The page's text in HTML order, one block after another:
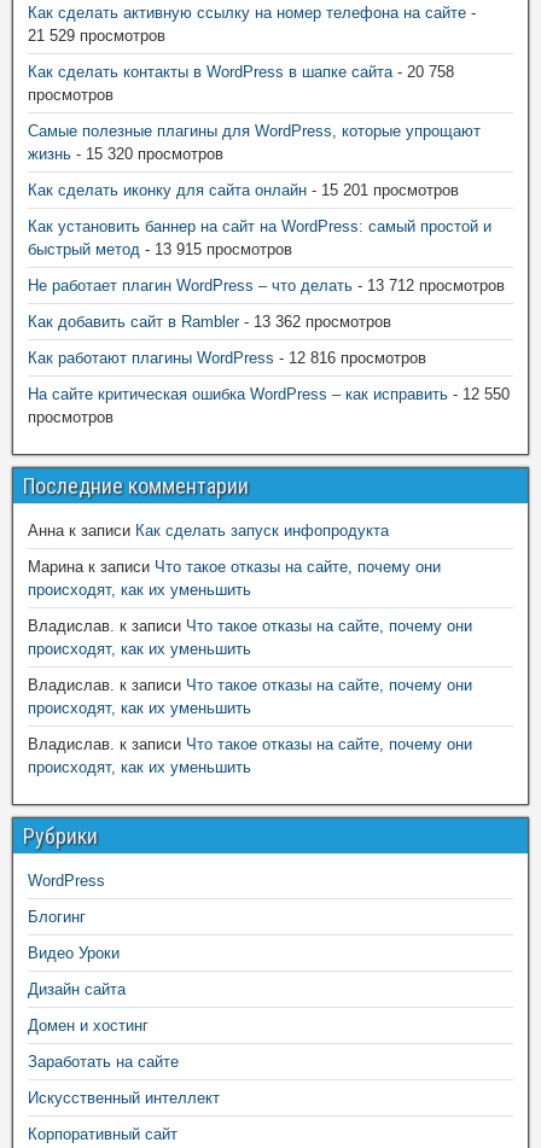
Как сделать активную ссылку на номер телефона на сайте -
21 529 просмотров
Как сделать контакты в WordPress в шапке сайта- 20 758
просмотров
Самые полезные плагины для WordPress, которые упрощают
жизнь - 15 320 просмотров
Как сделать иконку для сайта онлайн - 15 201 просмотров
Как установить баннер на сайт на WordPress: самый простой и
быстрый метод - 13 915 просмотров
Не работает плагин WordPress – что делать - 13 712 просмотров
Как добавить сайт в Rambler- 13 362 просмотров
Как работают плагины WordPress - 12 816 просмотров
На сайте критическая ошибка WordPress – как исправить - 12 550
просмотров
Последние комментарии
Аннак записи Как сделать запуск инфопродукта
Маринак записи Что такое отказы на сайте, почему они
происходят, как их уменьшить
Владислав. к записи Что такое отказы на сайте, почему они
происходят, как их уменьшить
Владислав. к записи Что такое отказы на сайте, почему они
происходят, как их уменьшить
Владислав. к записи Что такое отказы на сайте, почему они
происходят, как их уменьшить
Рубрики
WordPress
Блогинг
Видео Уроки
Дизайн сайта
Домен и хостинг
Заработать на сайте
Искусственный интеллект
Корпоративный сайт